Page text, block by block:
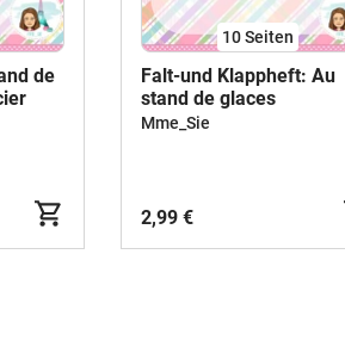
de
10Seiten
Falt-und Klappheft: Au
stand de glaces
Mme_Sie
2,99 €